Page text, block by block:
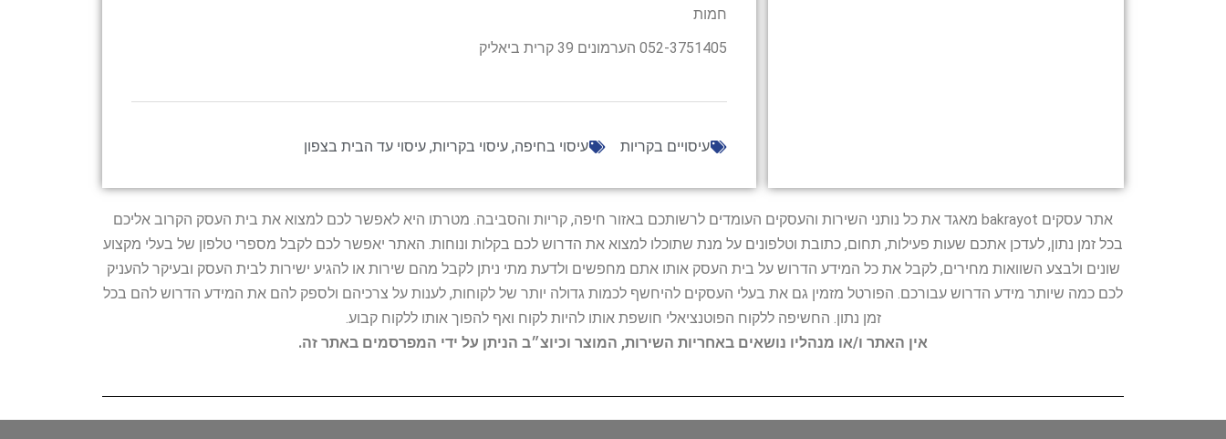
חמות
052-3751405 הערמונים 39 קרית ביאליק
עיסויים בקריות עיסוי בחיפה, עיסוי בקריות, עיסוי עד הבית בצפון
אתר עסקים bakrayot מאגד את כל נותני השירות והעסקים העומדים לרשותכם באזור חיפה, קריות והסביבה. מטרתו היא לאפשר לכם למצוא את בית העסק הקרוב אליכם
בכל זמן נתון, לעדכן אתכם שעות פעילות, תחום, כתובת וטלפונים על מנת שתוכלו למצוא את הדרוש לכם בקלות ונוחות. האתר יאפשר לכם לקבל מספרי טלפון של בעלי מקצוע
שונים ולבצע השוואות מחירים, לקבל את כל המידע הדרוש על בית העסק אותו אתם מחפשים ולדעת מתי ניתן לקבל מהם שירות או להגיע ישירות לבית העסק ובעיקר להעניק
לכם כמה שיותר מידע הדרוש עבורכם. הפורטל מזמין גם את בעלי העסקים להיחשף לכמות גדולה יותר של לקוחות, לענות על צרכיהם ולספק להם את המידע הדרוש להם בכל
זמן נתון. החשיפה ללקוח הפוטנציאלי חושפת אותו להיות לקוח ואף להפוך אותו ללקוח קבוע.
אין האתר ו/או מנהליו נושאים באחריות השירות, המוצר וכיוצ״ב הניתן על ידי המפרסמים באתר זה.